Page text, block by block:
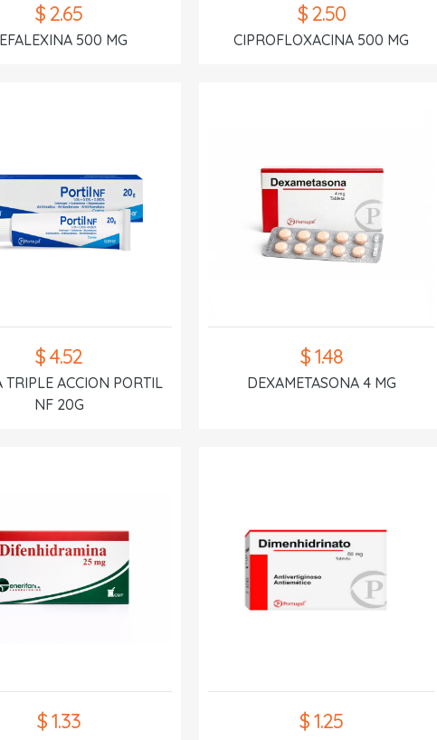
$ 2.65
500 MG
$ 2.50
CIPROFLOXACINA 500 MG
$ 4.52
TRIPLE ACCION PORTIL
NF 20G
$ 1.48
DEXAMETASONA 4 MG
$ 1.33 $ 1.25